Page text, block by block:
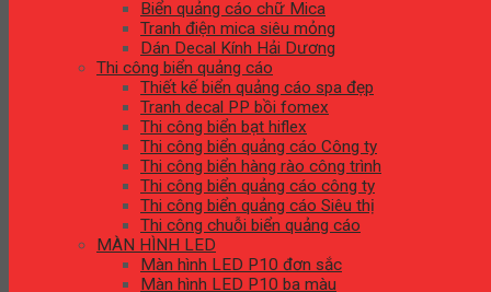
Biển quảng cáo chữ Mica
Tranh điện mica siêu mỏng
Dán Decal Kính Hải Dương
Thi công biển quảng cáo
Thiết kế biển quảng cáo spa đẹp
Tranh decal PP bồi fomex
Thi công biển bạt hiflex
Thi công biển quảng cáo Công ty
Thi công biển hàng rào công trình
Thi công biển quảng cáo công ty
Thi công biển quảng cáo Siêu thị
Thi công chuỗi biển quảng cáo
MÀN HÌNH LED
Màn hình LED P10 đơn sắc
Màn hình LED P10 ba màu